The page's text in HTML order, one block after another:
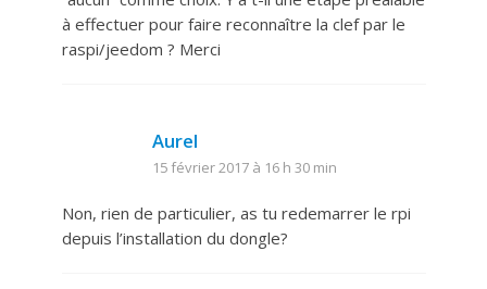
à effectuer pour faire reconnaître la clef par le
raspi/jeedom ? Merci
Aurel
15 février 2017 à 16 h 30 min
Non, rien de particulier, as tu redemarrer le rpi
depuis l’installation du dongle?